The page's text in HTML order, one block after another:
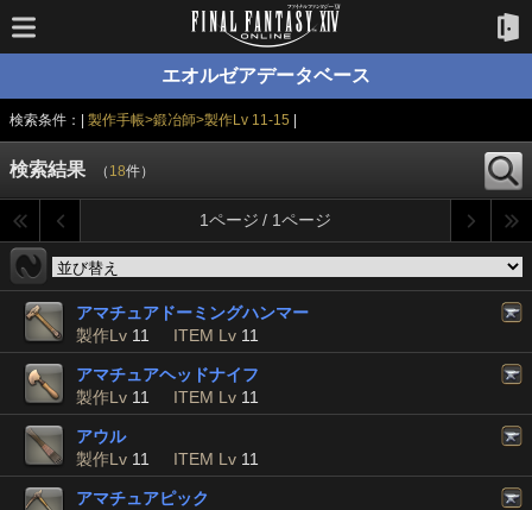
エオルゼアデータベース
検索条件：| 製作手帳>鍛冶師>製作Lv 11-15
検索結果 （ 18件）
1ページ / 1ページ
アマチュアドーミングハンマー
製作Lv 11 ITEM Lv 11
アマチュアヘッドナイフ
製作Lv 11 ITEM Lv 11
アウル
製作Lv 11 ITEM Lv 11
アマチュアピック